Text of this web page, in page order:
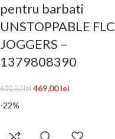
pentru barbati
UNSTOPPABLE FLC
JOGGERS –
1379808390
600,32lei 469,00lei
-22%